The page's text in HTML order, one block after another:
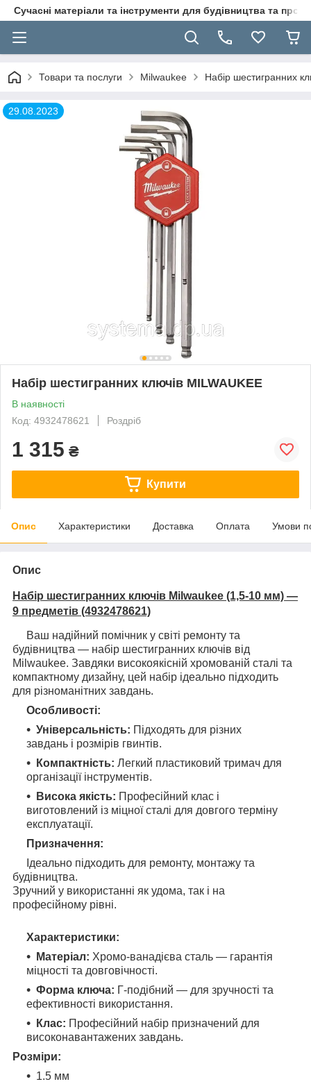
Сучасні матеріали та інструменти для будівництва та
Товари та послуги Milwaukee Набір шестигранних
29.08.2023
Набір шестигранних ключів MILWAUKEE
В наявності
Код: 4932478621
Роздріб
1 315 ₴
Купити
Опис Характеристики Доставка Оплата Умови
Опис
Набір шестигранних ключів Milwaukee (1,5-10 мм) —
9 предметів (4932478621)
Ваш надійний помічник у світі ремонту та
будівництва — набір шестигранних ключів від
Milwaukee. Завдяки високоякісній хромованій сталі та
компактному дизайну, цей набір ідеально підходить
для різноманітних завдань.
Особливості:
Універсальність: Підходять для різних
завдань і розмірів гвинтів.
Компактність: Легкий пластиковий тримач для
організації інструментів.
Висока якість: Професійний клас і
виготовлений із міцної сталі для довгого терміну
експлуатації.
Призначення:
Ідеально підходить для ремонту, монтажу та
будівництва.
Зручний у використанні як удома, так і на
професійному рівні.
Характеристики:
Матеріал: Хромо-ванадієва сталь — гарантія
міцності та довговічності.
Форма ключа: Г-подібний — для зручності та
ефективності використання.
Клас: Професійний набір призначений для
високонавантажених завдань.
Розміри:
1.5 мм